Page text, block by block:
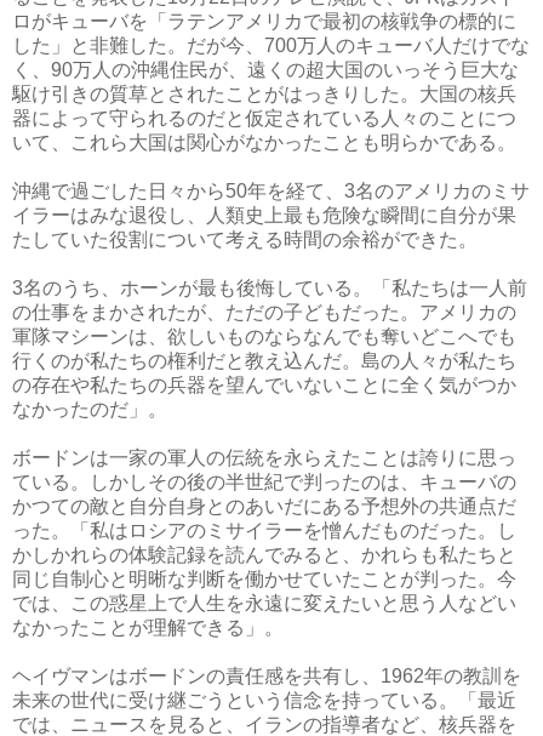
ロがキューバを「ラテンアメリカで最初の核戦争の標的に
した」と非難した。だが今、700万人のキューバ人だけでな
く、90万人の沖縄住民が、遠くの超大国のいっそう巨大な
駆け引きの質草とされたことがはっきりした。大国の核兵
器によって守られるのだと仮定されている人々のことにつ
いて、これら大国は関心がなかったことも明らかである。
沖縄で過ごした日々から50年を経て、3名のアメリカのミサ
イラーはみな退役し、人類史上最も危険な瞬間に自分が果
たしていた役割について考える時間の余裕ができた。
3名のうち、ホーンが最も後悔している。「私たちは一人前
の仕事をまかされたが、ただの子どもだった。アメリカの
軍隊マシーンは、欲しいものならなんでも奪いどこへでも
行くのが私たちの権利だと教え込んだ。島の人々が私たち
の存在や私たちの兵器を望んでいないことに全く気がつか
なかったのだ」。
ボードンは一家の軍人の伝統を永らえたことは誇りに思っ
ている。しかしその後の半世紀で判ったのは、キューバの
かつての敵と自分自身とのあいだにある予想外の共通点だ
った。「私はロシアのミサイラーを憎んだものだった。し
かしかれらの体験記録を読んでみると、かれらも私たちと
同じ自制心と明晰な判断を働かせていたことが判った。今
では、この惑星上で人生を永遠に変えたいと思う人などい
なかったことが理解できる」。
ヘイヴマンはボードンの責任感を共有し、1962年の教訓を
未来の世代に受け継ごうという信念を持っている。「最近
では、ニュースを見ると、イランの指導者など、核兵器を